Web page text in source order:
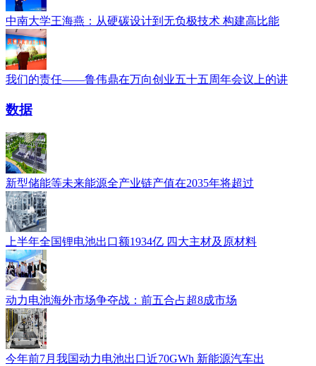
中南大学王海燕：从硬碳设计到无负极技术 构建高比能
我们的责任——鲁伟鼎在万向创业五十五周年会议上的讲
数据
新型储能等未来能源全产业链产值在2035年将超过
上半年全国锂电池出口额1934亿 四大主材及原材料
动力电池海外市场争夺战：前五合占超8成市场
今年前7月我国动力电池出口近70GWh 新能源汽车出